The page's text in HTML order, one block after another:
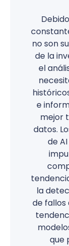
no son
de la
el
e
mejor
datos.
de
la
de fallos
que